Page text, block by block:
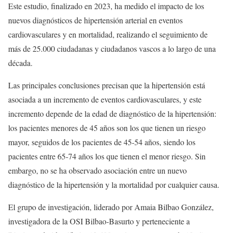
Este estudio, finalizado en 2023, ha medido el impacto de los
nuevos diagnósticos de hipertensión arterial en eventos
cardiovasculares y en mortalidad, realizando el seguimiento de
más de 25.000 ciudadanas y ciudadanos vascos a lo largo de una
década.
Las principales conclusiones precisan que la hipertensión está
asociada a un incremento de eventos cardiovasculares, y este
incremento depende de la edad de diagnóstico de la hipertensión:
los pacientes menores de 45 años son los que tienen un riesgo
mayor, seguidos de los pacientes de 45-54 años, siendo los
pacientes entre 65-74 años los que tienen el menor riesgo. Sin
embargo, no se ha observado asociación entre un nuevo
diagnóstico de la hipertensión y la mortalidad por cualquier causa.
El grupo de investigación, liderado por Amaia Bilbao González,
investigadora de la OSI Bilbao-Basurto y perteneciente a